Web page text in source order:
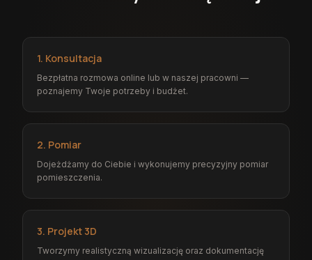
1. Konsultacja
Bezpłatna rozmowa online lub w naszej pracowni —
poznajemy Twoje potrzeby i budżet.
2. Pomiar
Dojeżdżamy do Ciebie i wykonujemy precyzyjny pomiar
pomieszczenia.
3. Projekt 3D
Tworzymy realistyczną wizualizację oraz dokumentację